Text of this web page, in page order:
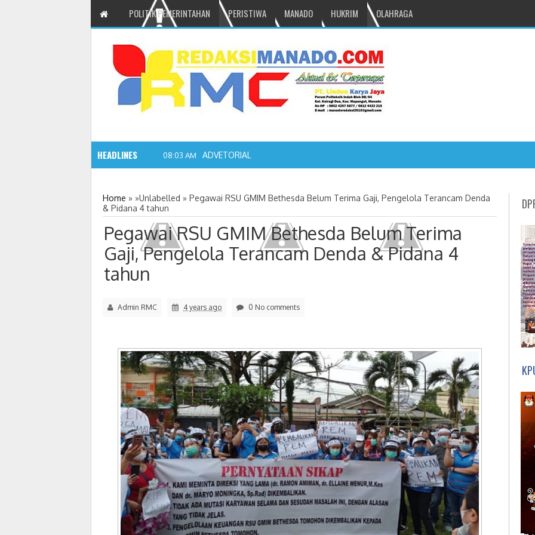
POLITIK PEMERINTAHAN PERISTIWA MANADO HUKRIM OLAHRAGA
HEADLINES 08:03 AM ADVETORIAL JONRU GANTIKAN MONO PIMPIN DPRD TOMOHON
Home » »Unlabelled » Pegawai RSU GMIM Bethesda Belum Terima Gaji, Pengelola Terancam Denda
& Pidana 4 tahun
Pegawai RSU GMIM Bethesda Belum Terima
Gaji, Pengelola Terancam Denda & Pidana 4
tahun
Admin RMC 4 years ago 0 No comments